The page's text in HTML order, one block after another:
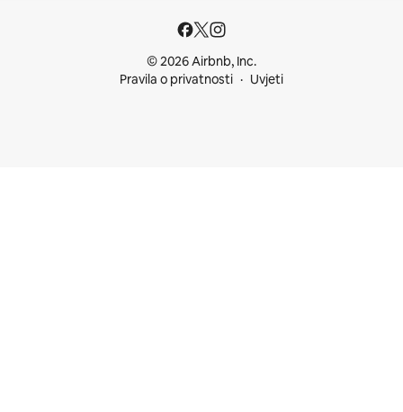
© 2026 Airbnb, Inc.
Pravila o privatnosti
Uvjeti